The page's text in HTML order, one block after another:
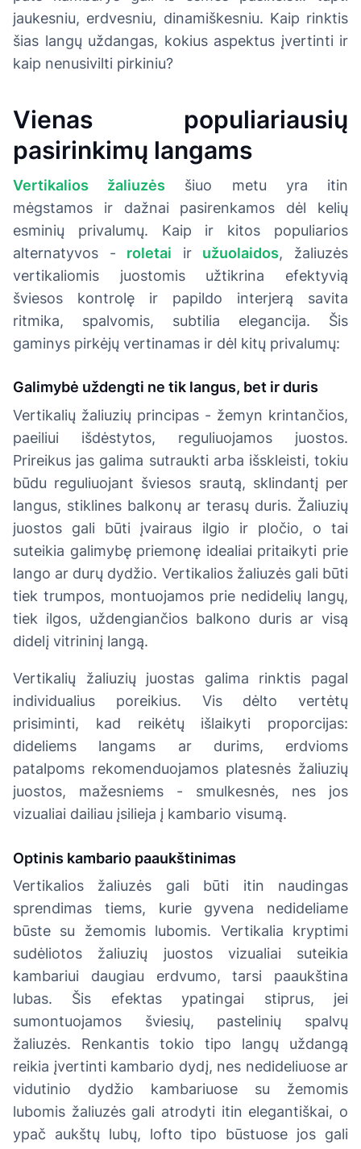
jaukesniu, erdvesniu, dinamiškesniu. Kaip rinktis
šias langų uždangas, kokius aspektus įvertinti ir
kaip nenusivilti pirkiniu?
Vienas populiariausių
pasirinkimų langams
Vertikalios žaliuzės šiuo metu yra itin
mėgstamos ir dažnai pasirenkamos dėl kelių
esminių privalumų. Kaip ir kitos populiarios
alternatyvos - roletai ir užuolaidos, žaliuzės
vertikaliomis juostomis užtikrina efektyvią
šviesos kontrolę ir papildo interjerą savita
ritmika, spalvomis, subtilia elegancija. Šis
gaminys pirkėjų vertinamas ir dėl kitų privalumų:
Galimybė uždengti ne tik langus, bet ir duris
Vertikalių žaliuzių principas - žemyn krintančios,
paeiliui išdėstytos, reguliuojamos juostos.
Prireikus jas galima sutraukti arba išskleisti, tokiu
būdu reguliuojant šviesos srautą, sklindantį per
langus, stiklines balkonų ar terasų duris. Žaliuzių
juostos gali būti įvairaus ilgio ir pločio, o tai
suteikia galimybę priemonę idealiai pritaikyti prie
lango ar durų dydžio. Vertikalios žaliuzės gali būti
tiek trumpos, montuojamos prie nedidelių langų,
tiek ilgos, uždengiančios balkono duris ar visą
didelį vitrininį langą.
Vertikalių žaliuzių juostas galima rinktis pagal
individualius poreikius. Vis dėlto vertėtų
prisiminti, kad reikėtų išlaikyti proporcijas:
dideliems langams ar durims, erdvioms
patalpoms rekomenduojamos platesnės žaliuzių
juostos, mažesniems - smulkesnės, nes jos
vizualiai dailiau įsilieja į kambario visumą.
Optinis kambario paaukštinimas
Vertikalios žaliuzės gali būti itin naudingas
sprendimas tiems, kurie gyvena nedideliame
būste su žemomis lubomis. Vertikalia kryptimi
sudėliotos žaliuzių juostos vizualiai suteikia
kambariui daugiau erdvumo, tarsi paaukština
lubas. Šis efektas ypatingai stiprus, jei
sumontuojamos šviesių, pastelinių spalvų
žaliuzės. Renkantis tokio tipo langų uždangą
reikia įvertinti kambario dydį, nes nedideliuose ar
vidutinio dydžio kambariuose su žemomis
lubomis žaliuzės gali atrodyti itin elegantiškai, o
ypač aukštų lubų, lofto tipo būstuose jos gali